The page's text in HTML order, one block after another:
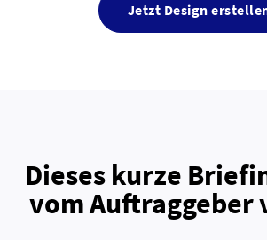
Jetzt Design
Dieses kurze
vom Auftraggeber